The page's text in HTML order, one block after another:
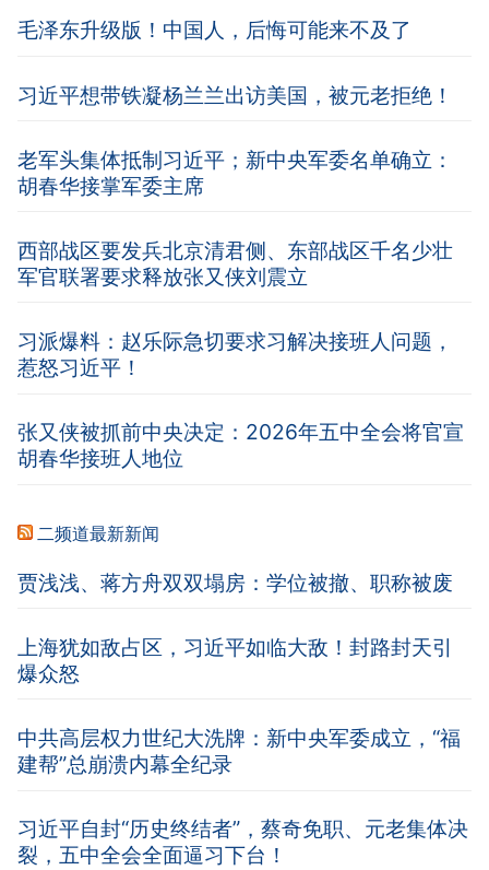
毛泽东升级版！中国人，后悔可能来不及了
习近平想带铁凝杨兰兰出访美国，被元老拒绝！
老军头集体抵制习近平；新中央军委名单确立：
胡春华接掌军委主席
西部战区要发兵北京清君侧、东部战区千名少壮
军官联署要求释放张又侠刘震立
习派爆料：赵乐际急切要求习解决接班人问题，
惹怒习近平！
张又侠被抓前中央决定：2026年五中全会将官宣
胡春华接班人地位
二频道最新新闻
贾浅浅、蒋方舟双双塌房：学位被撤、职称被废
上海犹如敌占区，习近平如临大敌！封路封天引
爆众怒
中共高层权力世纪大洗牌：新中央军委成立，“福
建帮”总崩溃内幕全纪录
习近平自封“历史终结者”，蔡奇免职、元老集体决
裂，五中全会全面逼习下台！